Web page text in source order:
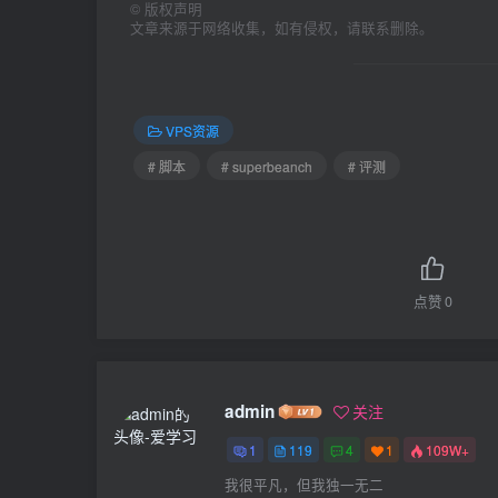
© 版权声明
文章来源于网络收集，如有侵权，请联系删除。
VPS资源
# 脚本
# superbeanch # 评测
点赞0
admin 关注
1 119 4 1 109W+
我很平凡，但我独一无二